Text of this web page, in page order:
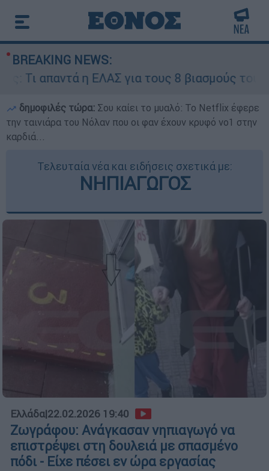
BREAKING NEWS:
η ΕΛΑΣ για τους 8 βιασμούς τουριστριών -
δημοφιλές τώρα: Σου καίει το μυαλό: Το Netflix έφερε
την ταινιάρα του Νόλαν που οι φαν έχουν κρυφό νο1 στην
καρδιά...
Τελευταία νέα και ειδήσεις σχετικά με:
ΝΗΠΙΑΓΩΓΟΣ
Ελλάδα|22.02.2026 19:40
Ζωγράφου: Ανάγκασαν νηπιαγωγό να
επιστρέψει στη δουλειά με σπασμένο
πόδι - Είχε πέσει εν ώρα εργασίας